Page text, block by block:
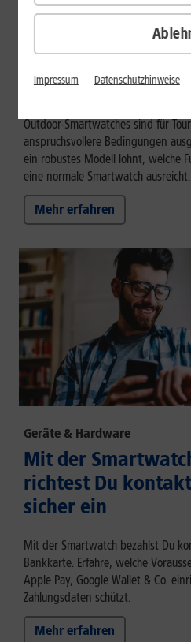
Outdoor-
eignen sich die
Outdoor-Smartwatches sind für
anspruchsvollere Bedingungen
ein robustes Modell lohnt, welche
eine normale Smartwatch ausreicht.
Mehr erfahren
Geräte & Hardware
Mit der
richtest Du
sicher ein
Mit der Smartwatch bezahlst Du
Bankkarte. Erfahre, welche
Apple Pay, Google Wallet & Co.
Zahlungsdaten schützt.
Mehr erfahren
Impressum Datenschutzhinweise